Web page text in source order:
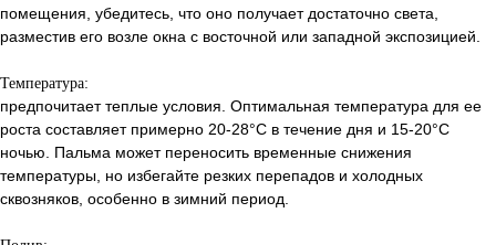
помещения, убедитесь, что оно получает достаточно света,
разместив его возле окна с восточной или западной экспозицией.
Температура:
предпочитает теплые условия. Оптимальная температура для ее
роста составляет примерно 20-28°C в течение дня и 15-20°C
ночью. Пальма может переносить временные снижения
температуры, но избегайте резких перепадов и холодных
сквозняков, особенно в зимний период.